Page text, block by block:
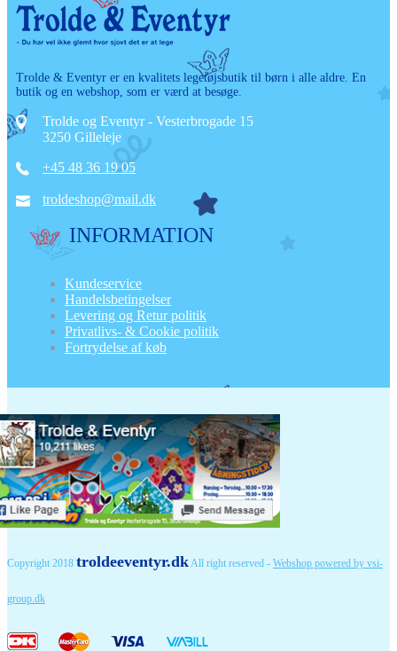
Trolde & Eventyr er en kvalitets legetøjsbutik til børn i alle aldre. En
butik og en webshop, som er værd at besøge.
Trolde og Eventyr - Vesterbrogade 15
3250 Gilleleje
+45 48 36 19 05
troldeshop@mail.dk
INFORMATION
Kundeservice
Handelsbetingelser
Levering og Retur politik
Privatlivs- & Cookie politik
Fortrydelse af køb
Copyright 2018 troldeeventyr.dkAll right reserved - Webshop powered by vsi-
group.dk